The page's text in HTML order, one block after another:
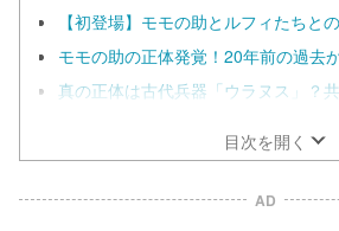
【初登場】モモの助とルフィたちと
モモの助の正体発覚！20年前の過去
真の正体は古代兵器「ウラヌス」？
目次を開く
AD